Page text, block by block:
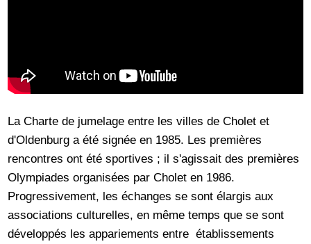
La Charte de jumelage entre les villes de Cholet et
d'Oldenburg a été signée en 1985. Les premières
rencontres ont été sportives ; il s'agissait des premières
Olympiades organisées par Cholet en 1986.
Progressivement, les échanges se sont élargis aux
associations culturelles, en même temps que se sont
développés les appariements entre établissements